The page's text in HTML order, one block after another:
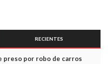
RECIENTES
preso por robo de carros